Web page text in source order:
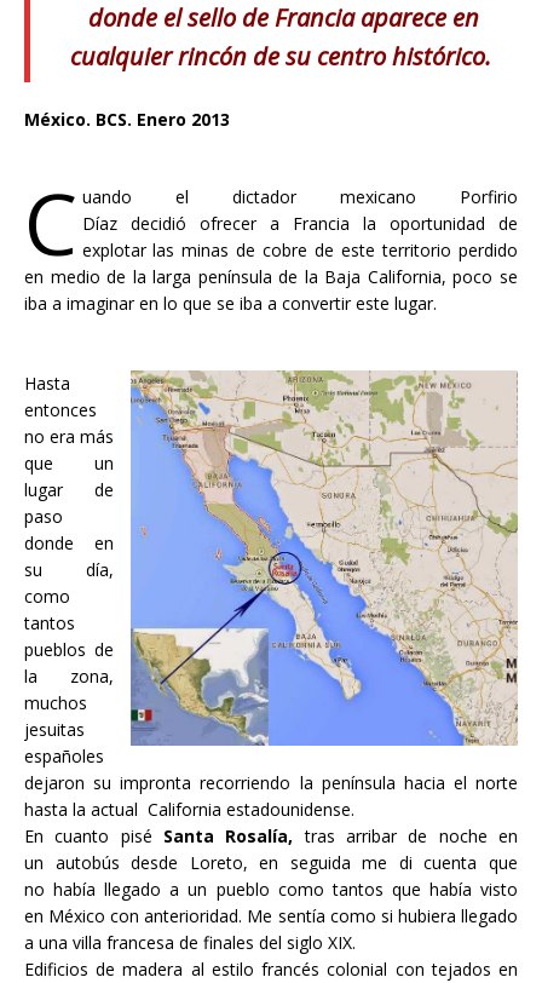
donde el sello de Francia aparece en
cualquier rincón de su centro histórico.
México. BCS. Enero 2013
C uando el dictador mexicano Porfirio
Díaz decidió ofrecer a Francia la oportunidad de
explotar las minas de cobre de este territorio perdido
en medio de la larga península de la Baja California, poco se
iba a imaginar en lo que se iba a convertir este lugar.
Hasta
entonces
no era más
que un
lugar de
paso
donde en
su día,
como
tantos
pueblos de
la zona,
muchos
jesuitas
españoles
dejaron su impronta recorriendo la península hacia el norte
hasta la actual California estadounidense.
En cuanto pisé Santa Rosalía,tras arribar de noche en
un autobús desde Loreto, en seguida me di cuenta que
no había llegado a un pueblo como tantos que había visto
en México con anterioridad. Me sentía como si hubiera llegado
a una villa francesa de finales del siglo XIX.
Edificios de madera al estilo francés colonial con tejados en